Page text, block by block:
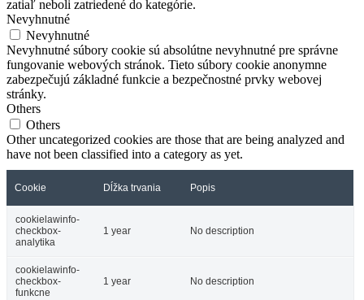
zatiaľ neboli zatriedené do kategórie.
Nevyhnutné
Nevyhnutné
Nevyhnutné súbory cookie sú absolútne nevyhnutné pre správne
fungovanie webových stránok. Tieto súbory cookie anonymne
zabezpečujú základné funkcie a bezpečnostné prvky webovej
stránky.
Others
Others
Other uncategorized cookies are those that are being analyzed and
have not been classified into a category as yet.
Cookie Dĺžka trvania Popis
cookielawinfo-
checkbox-
analytika
1 year No description
cookielawinfo-
checkbox-
funkcne
1 year No description